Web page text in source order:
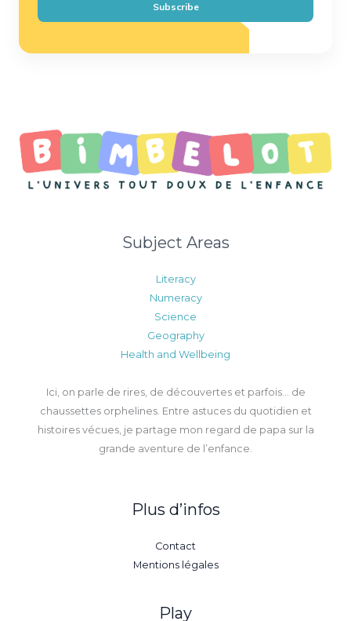
l
Subscribe
Subject Areas
Literacy
Numeracy
Science
Geography
Health and Wellbeing
Ici, on parle de rires, de découvertes et parfois… de
chaussettes orphelines. Entre astuces du quotidien et
histoires vécues, je partage mon regard de papa sur la
grande aventure de l’enfance.
Plus d’infos
Contact
Mentions légales
Play